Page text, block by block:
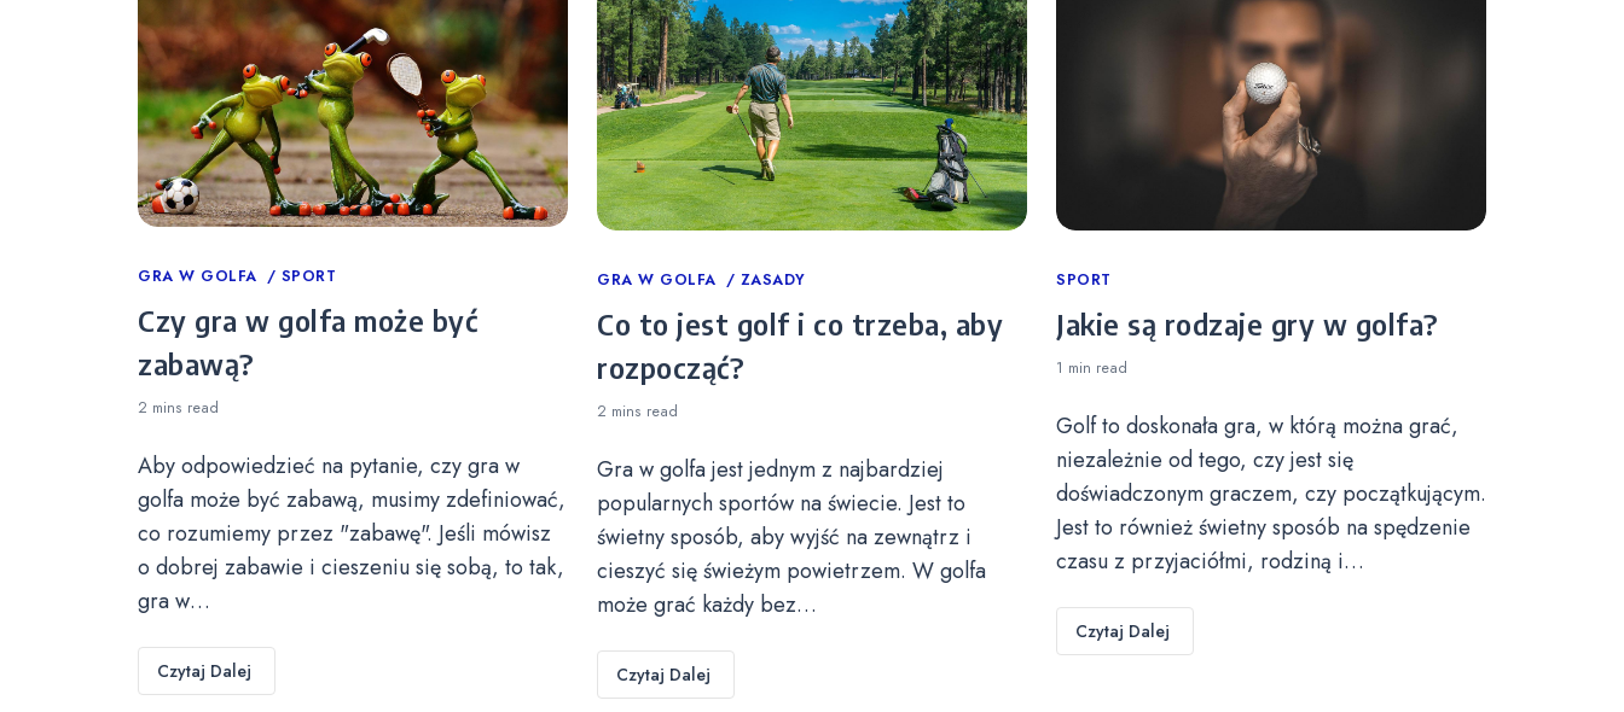
Categories
GRA W GOLFA SPORT
Czy gra w golfa może być
zabawą?
2 mins read
Aby odpowiedzieć na pytanie, czy gra w
golfa może być zabawą, musimy zdefiniować,
co rozumiemy przez "zabawę". Jeśli mówisz
o dobrej zabawie i cieszeniu się sobą, to tak,
gra w…
Czytaj Dalej
Categories
GRA W GOLFA ZASADY
Co to jest golf i co trzeba, aby
rozpocząć?
2 mins read
Gra w golfa jest jednym z najbardziej
popularnych sportów na świecie. Jest to
świetny sposób, aby wyjść na zewnątrz i
cieszyć się świeżym powietrzem. W golfa
może grać każdy bez…
Czytaj Dalej
Categories
SPORT
Jakie są rodzaje gry w golfa?
1 min read
Golf to doskonała gra, w którą można grać,
niezależnie od tego, czy jest się
doświadczonym graczem, czy początkującym.
Jest to również świetny sposób na spędzenie
czasu z przyjaciółmi, rodziną i…
Czytaj Dalej